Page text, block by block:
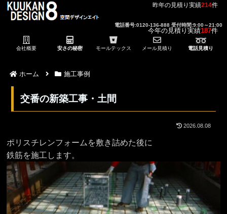
昨年の見積り実績214件
今年の見積り実績187件
電話番号:0120-136-888 受付時間:9:00～21:00
会社概要 安さの秘密 モールテックス メール見積り 電話見積り
ホーム 施工事例
交番の新築工事・土間
2026.08.08
ポリスチレンフォームを敷き詰めた後に
鉄筋を施工します。